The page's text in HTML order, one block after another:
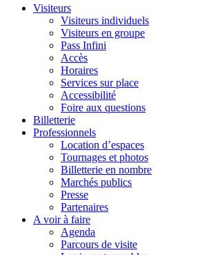
Visiteurs
Visiteurs individuels
Visiteurs en groupe
Pass Infini
Accès
Horaires
Services sur place
Accessibilité
Foire aux questions
Billetterie
Professionnels
Location d’espaces
Tournages et photos
Billetterie en nombre
Marchés publics
Presse
Partenaires
A voir à faire
Agenda
Parcours de visite